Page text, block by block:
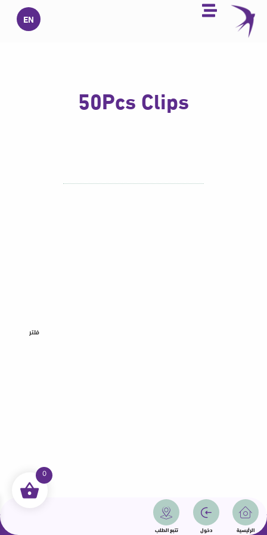
تخطي
المحتوى
EN
الرئيسية دخول تتبع الطلب
50Pcs Clips
فلتر
جميع الحقوق محفوظة | سمامة 2025 | دولة قطر
0